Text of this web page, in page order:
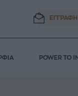
POWER TO